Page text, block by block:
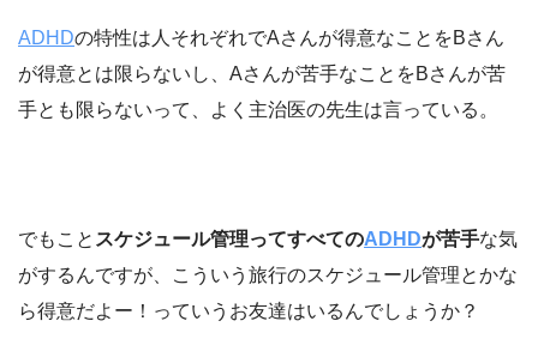
ADHDの特性は人それぞれでAさんが得意なことをBさん
が得意とは限らないし、Aさんが苦手なことをBさんが苦
手とも限らないって、よく主治医の先生は言っている。
でもこと スケジュール管理ってすべてのADHDが苦手な気
がするんですが、こういう旅行のスケジュール管理とかな
ら得意だよー！っていうお友達はいるんでしょうか？